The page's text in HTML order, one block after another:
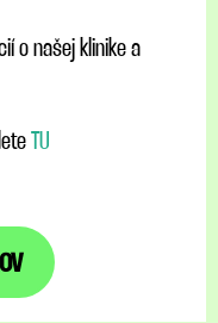
o našej klinike a
TU